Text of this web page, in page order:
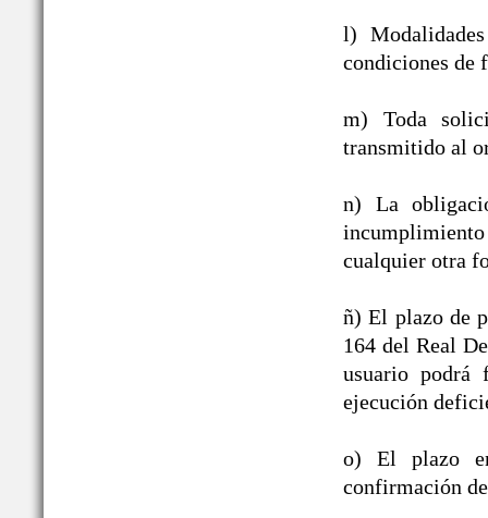
l)
condiciones de
m) Toda
transmitido al
n) La
cualquier otra
ñ) El plazo de
164 del Real
usuario podrá
ejecución
o) El plazo
confirmación